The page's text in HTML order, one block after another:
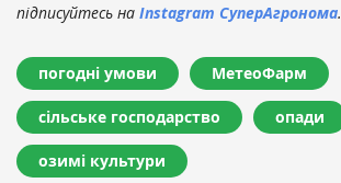
підписуйтесь на Instagram СуперАгронома.
погодні умови МетеоФарм
сільське господарство опади
озимі культури